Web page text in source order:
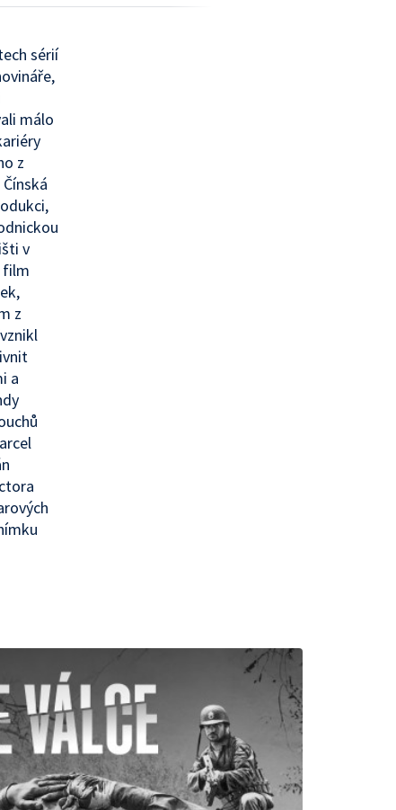
sérií
málo
z
v
film
z
a